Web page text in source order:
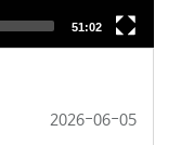
2026-06-05